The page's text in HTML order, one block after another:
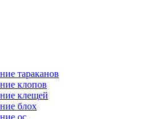
тараканов
клопов
клещей
блох
ос